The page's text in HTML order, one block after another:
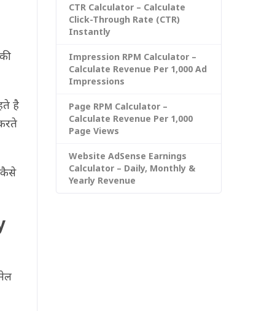
है
कैसे
CTR Calculator – Calculate
Click-Through Rate (CTR)
Instantly
Impression RPM Calculator –
Calculate Revenue Per 1,000 Ad
Impressions
Page RPM Calculator –
Calculate Revenue Per 1,000
Page Views
Website AdSense Earnings
Calculator – Daily, Monthly &
Yearly Revenue